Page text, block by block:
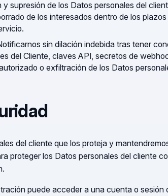
y supresión de los Datos personales del
de los interesados dentro de los
sin dilación indebida tras tener
del Cliente, claves API, secretos de
o exfiltración de los Datos
del cliente que los proteja y
proteger los Datos personales del cliente
puede acceder a una cuenta o